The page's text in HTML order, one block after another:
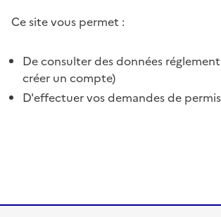
Ce site vous permet :
De consulter des données
créer un compte)
D'effectuer vos demandes de